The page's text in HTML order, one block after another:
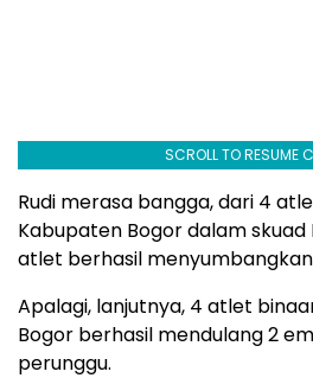
SCROLL TO RESUME
Rudi merasa bangga, dari 4
Kabupaten Bogor dalam
atlet berhasil
Apalagi, lanjutnya, 4 atlet
Bogor berhasil mendulang 2
perunggu.